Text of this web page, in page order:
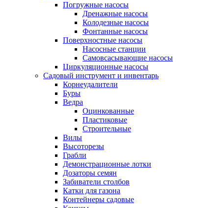
Погружные насосы
Дренажные насосы
Колодезные насосы
Фонтанные насосы
Поверхностные насосы
Насосные станции
Самовсасывающие насосы
Циркуляционные насосы
Садовый инструмент и инвентарь
Корнеудалители
Буры
Ведра
Оцинкованные
Пластиковые
Строительные
Вилы
Высоторезы
Грабли
Демонстрационные лотки
Дозаторы семян
Забиватели столбов
Катки для газона
Контейнеры садовые